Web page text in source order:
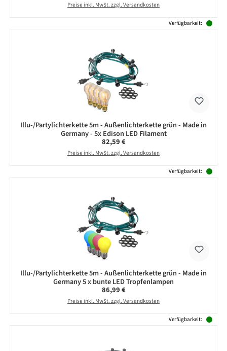
Preise inkl. MwSt. zzgl. Versandkosten
Verfügbarkeit:
Illu-/Partylichterkette 5m - Außenlichterkette grün - Made in
Germany - 5x Edison LED Filament
Regulärer Preis:
82,59 €
Preise inkl. MwSt. zzgl. Versandkosten
Verfügbarkeit:
Illu-/Partylichterkette 5m - Außenlichterkette grün - Made in
Germany 5 x bunte LED Tropfenlampen
Regulärer Preis:
86,99 €
Preise inkl. MwSt. zzgl. Versandkosten
Verfügbarkeit: